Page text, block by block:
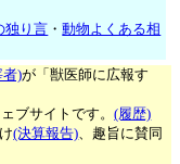
独り言 ・動物よくある相
者)が「獣医師に広報す
ブサイトです。(履歴)
(決算報告)、趣旨に賛同